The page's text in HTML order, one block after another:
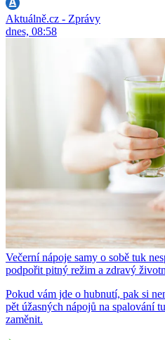
Aktuálně.cz - Zprávy
dnes, 08:58
Večerní nápoje samy o sobě tuk
podpořit pitný režim a zdravý
Pokud vám jde o hubnutí, pak si
pět úžasných nápojů na spalování
zaměnit.